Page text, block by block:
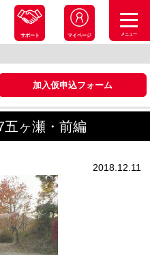
サポート マイページ メニュー
加入仮申込フォーム
五ヶ瀬・前編
2018.12.11